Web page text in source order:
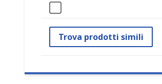
Trova prodotti simili